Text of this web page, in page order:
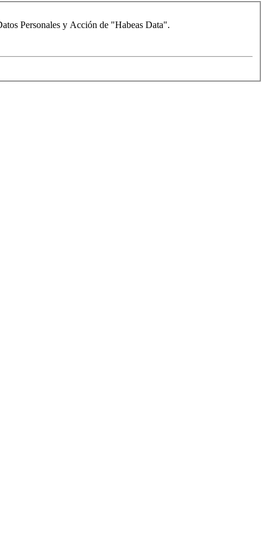
Personales y Acción de "Habeas Data".